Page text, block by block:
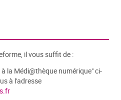
il vous suffit de :
la Médi@thèque numérique" ci-
à l'adresse